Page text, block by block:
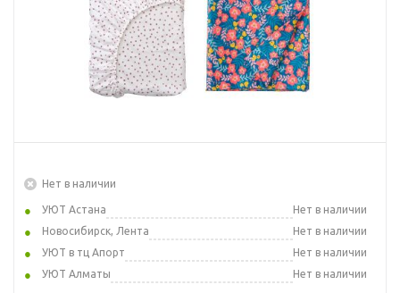
Нет в наличии
УЮТ Астана
Нет в наличии
Новосибирск, Лента
Нет в наличии
УЮТ в тц Апорт
Нет в наличии
УЮТ Алматы
Нет в наличии